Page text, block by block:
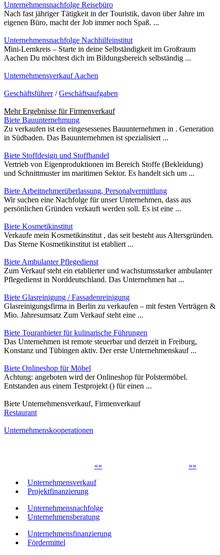
Unternehmensnachfolge Reisebüro
Nach fast jähriger Tätigkeit in der Touristik, davon über Jahre im
eigenen Büro, macht der Job immer noch Spaß. ...
Unternehmensnachfolge Nachhilfeinstitut
Mini-Lernkreis – Starte in deine Selbständigkeit im Großraum
Aachen Du möchtest dich im Bildungsbereich selbständig ...
Unternehmensverkauf Aachen
Geschäftsführer/Geschäftsaufgaben
Mehr Ergebnisse fürFirmenverkauf
Biete Bauunternehmung
Zu verkaufen ist ein eingesessenes Bauunternehmen in . Generation
in Südbaden. Das Bauunternehmen ist spezialisiert ...
Biete Stoffdesign und Stoffhandel
Vertrieb von Eigenproduktionen im Bereich Stoffe (Bekleidung)
und Schnittmuster im maritimen Sektor. Es handelt sich um ...
Biete Arbeitnehmerüberlassung, Personalvermittlung
Wir suchen eine Nachfolge für unser Unternehmen, dass aus
persönlichen Gründen verkauft werden soll. Es ist eine ...
Biete Kosmetikinstitut
Verkaufe mein Kosmetikinstitut , das seit besteht aus Altersgründen.
Das Sterne Kosmetikinstitut ist etabliert ...
Biete Ambulanter Pflegedienst
Zum Verkauf steht ein etablierter und wachstumsstarker ambulanter
Pflegedienst in Norddeutschland. Das Unternehmen hat ...
Biete Glasreinigung / Fassadenreinigung
Glasreinigungsfirma in Berlin zu verkaufen – mit festen Verträgen &
Mio. Jahresumsatz Zum Verkauf steht eine ...
Biete Touranbieter für kulinarische Führungen
Das Unternehmen ist remote steuerbar und derzeit in Freiburg,
Konstanz und Tübingen aktiv. Der erste Unternehmenskauf ...
Biete Onlineshop für Möbel
Achtung: angeboten wird der Onlineshop für Polstermöbel.
Entstanden aus einem Testprojekt () für einen ...
Biete Unternehmensverkauf, Firmenverkauf
Restaurant
Unternehmenskooperationen
»»
««
Unternehmensverkauf
Projektfinanzierung
Unternehmensnachfolge
Unternehmensberatung
Unternehmensfinanzierung
Fördermittel